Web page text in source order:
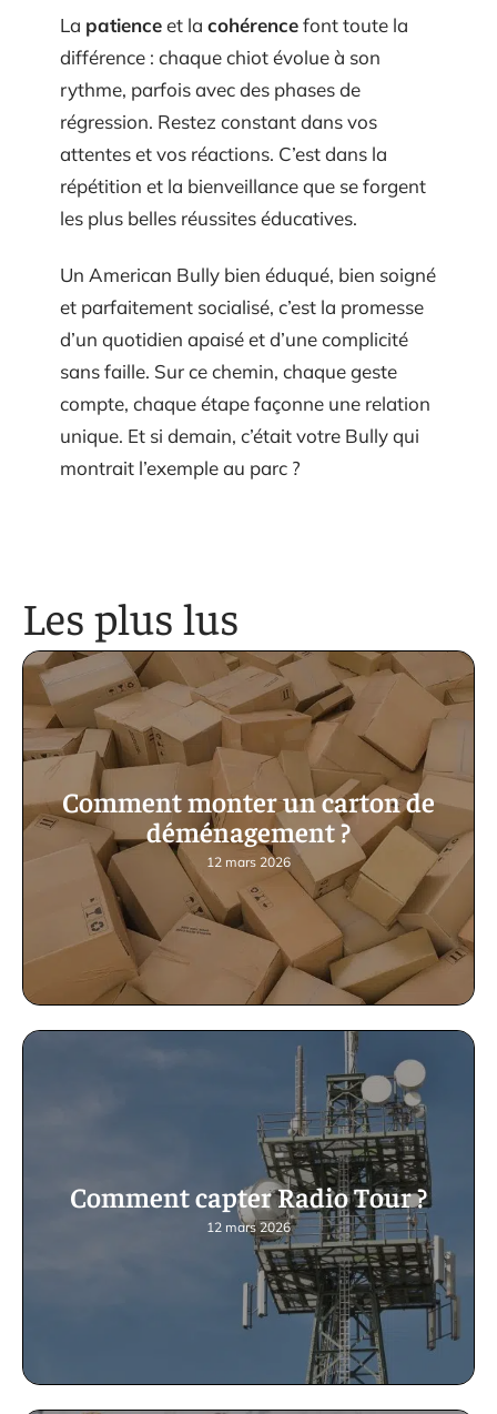
La patienceet la cohérencefont toute la
différence : chaque chiot évolue à son
rythme, parfois avec des phases de
régression. Restez constant dans vos
attentes et vos réactions. C’est dans la
répétition et la bienveillance que se forgent
les plus belles réussites éducatives.
Un American Bully bien éduqué, bien soigné
et parfaitement socialisé, c’est la promesse
d’un quotidien apaisé et d’une complicité
sans faille. Sur ce chemin, chaque geste
compte, chaque étape façonne une relation
unique. Et si demain, c’était votre Bully qui
montrait l’exemple au parc ?
Les plus lus
Comment monter un carton de
déménagement ?
12 mars 2026
Comment capter Radio Tour ?
12 mars 2026